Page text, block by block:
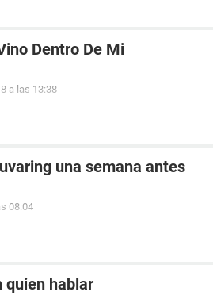
Dentro De Mi
a las 13:38
una semana antes
08:04
quien hablar